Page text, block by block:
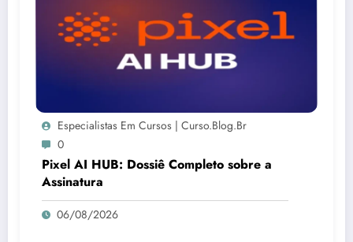
Especialistas Em Cursos | Curso.blog.br
0
Pixel AI HUB: Dossiê Completo sobre a
Assinatura
06/08/2026